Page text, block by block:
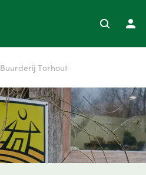
Buurderij Torhout